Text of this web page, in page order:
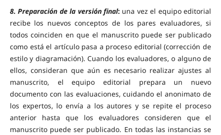
8. Preparación de la versión final: una vez el equipo editorial
recibe los nuevos conceptos de los pares evaluadores, si
todos coinciden en que el manuscrito puede ser publicado
como está el artículo pasa a proceso editorial (corrección de
estilo y diagramación). Cuando los evaluadores, o alguno de
ellos, consideran que aún es necesario realizar ajustes al
manuscrito, el equipo editorial prepara un nuevo
documento con las evaluaciones, cuidando el anonimato de
los expertos, lo envía a los autores y se repite el proceso
anterior hasta que los evaluadores consideren que el
manuscrito puede ser publicado. En todas las instancias se